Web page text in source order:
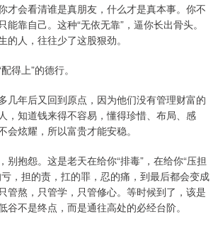
才会看清谁是真朋友，什么才是真本事。你不
靠自己。这种“无依无靠”，逼你长出骨头。
的人，往往少了这股狠劲。
得上”的德行。
几年后又回到原点，因为他们没有管理财富的
，知道钱来得不容易，懂得珍惜、布局、感
会炫耀，所以富贵才能安稳。
别抱怨。这是老天在给你“排毒”，在给你“压担
，担的责，扛的罪，忍的痛，到最后都会变成
管熬，只管学，只管修心。等时候到了，该是
谷不是终点，而是通往高处的必经台阶。